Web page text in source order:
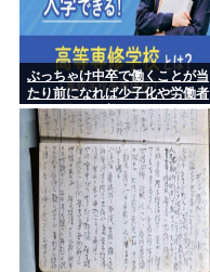
ぶっちゃけ中卒で働くことが当
たり前になれば少子化や労働者
不足問題は改善するよな